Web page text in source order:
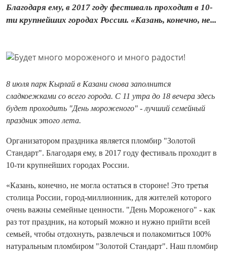
Благодаря ему, в 2017 году фестиваль проходит в 10-
ти крупнейших городах России. «Казань, конечно, не...
8 июля парк Кырлай в Казани снова заполнится
сладкоежками со всего города. С 11 утра до 18 вечера здесь
будет проходить "День мороженого" - лучший семейный
праздник этого лета.
Организатором праздника является пломбир "Золотой
Стандарт". Благодаря ему, в 2017 году фестиваль проходит в
10-ти крупнейших городах России.
«Казань, конечно, не могла остаться в стороне! Это третья
столица России, город-миллионник, для жителей которого
очень важны семейные ценности. "День Мороженого" - как
раз тот праздник, на который можно и нужно прийти всей
семьей, чтобы отдохнуть, развлечься и полакомиться 100%
натуральным пломбиром "Золотой Стандарт". Наш пломбир